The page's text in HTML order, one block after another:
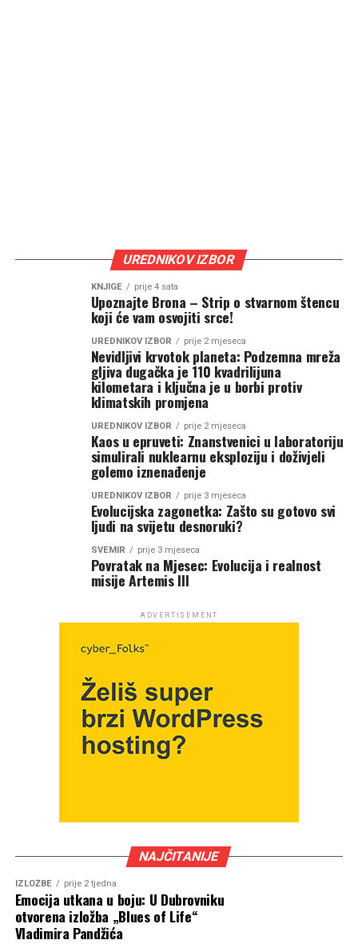
UREDNIKOV IZBOR
KNJIGE prije 4 sata
Upoznajte Brona – Strip o stvarnom štencu
koji će vam osvojiti srce!
UREDNIKOV IZBOR prije 2 mjeseca
Nevidljivi krvotok planeta: Podzemna mreža
gljiva dugačka je 110 kvadrilijuna
kilometara i ključna je u borbi protiv
klimatskih promjena
UREDNIKOV IZBOR prije 2 mjeseca
Kaos u epruveti: Znanstvenici u laboratoriju
simulirali nuklearnu eksploziju i doživjeli
golemo iznenađenje
UREDNIKOV IZBOR prije 3 mjeseca
Evolucijska zagonetka: Zašto su gotovo svi
ljudi na svijetu desnoruki?
SVEMIR prije 3 mjeseca
Povratak na Mjesec: Evolucija i realnost
misije Artemis III
ADVERTISEMENT
NAJČITANIJE
IZLOŽBE prije 2 tjedna
Emocija utkana u boju: U Dubrovniku
otvorena izložba „Blues of Life“
Vladimira Pandžića